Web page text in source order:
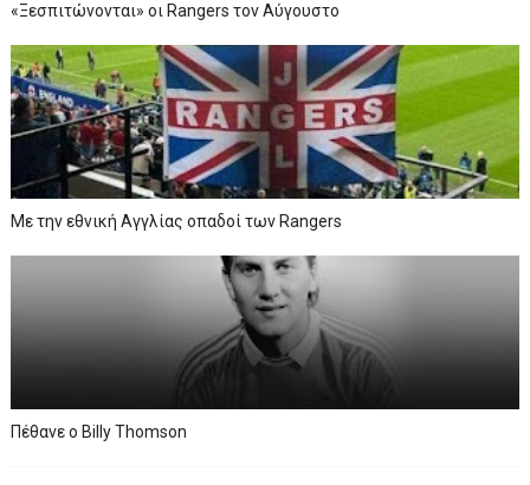
«Ξεσπιτώνονται» οι Rangers τον Αύγουστο
Με την εθνική Αγγλίας οπαδοί των Rangers
Πέθανε ο Billy Thomson